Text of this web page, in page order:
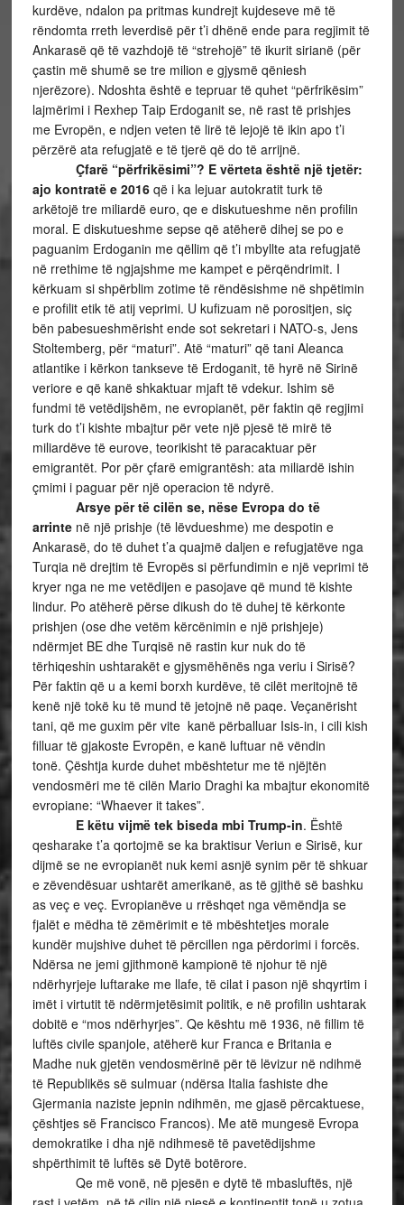
kurdëve, ndalon pa pritmas kundrejt kujdeseve më të
rëndomta rreth leverdisë për t’i dhënë ende para regjimit të
Ankarasë që të vazhdojë të “strehojë” të ikurit sirianë (për
çastin më shumë se tre milion e gjysmë qëniesh
njerëzore). Ndoshta është e tepruar të quhet “përfrikësim”
lajmërimi i Rexhep Taip Erdoganit se, në rast të prishjes
me Evropën, e ndjen veten të lirë të lejojë të ikin apo t’i
përzërë ata refugjatë e të tjerë që do të arrijnë.
Çfarë “përfrikësimi”? E vërteta është një tjetër:
ajo kontratë e 2016që i ka lejuar autokratit turk të
arkëtojë tre miliardë euro, qe e diskutueshme nën profilin
moral. E diskutueshme sepse që atëherë dihej se po e
paguanim Erdoganin me qëllim që t’i mbyllte ata refugjatë
në rrethime të ngjajshme me kampet e përqëndrimit. I
kërkuam si shpërblim zotime të rëndësishme në shpëtimin
e profilit etik të atij veprimi. U kufizuam në porositjen, siç
bën pabesueshmërisht ende sot sekretari i NATO-s, Jens
Stoltemberg, për “maturi”. Atë “maturi” që tani Aleanca
atlantike i kërkon tankseve të Erdoganit, të hyrë në Sirinë
veriore e që kanë shkaktuar mjaft të vdekur. Ishim së
fundmi të vetëdijshëm, ne evropianët, për faktin që regjimi
turk do t’i kishte mbajtur për vete një pjesë të mirë të
miliardëve të eurove, teorikisht të paracaktuar për
emigrantët. Por për çfarë emigrantësh: ata miliardë ishin
çmimi i paguar për një operacion të ndyrë.
Arsye për të cilën se, nëse Evropa do të
arrinte në një prishje (të lëvdueshme) me despotin e
Ankarasë, do të duhet t’a quajmë daljen e refugjatëve nga
Turqia në drejtim të Evropës si përfundimin e një veprimi të
kryer nga ne me vetëdijen e pasojave që mund të kishte
lindur. Po atëherë përse dikush do të duhej të kërkonte
prishjen (ose dhe vetëm kërcënimin e një prishjeje)
ndërmjet BE dhe Turqisë në rastin kur nuk do të
tërhiqeshin ushtarakët e gjysmëhënës nga veriu i Sirisë?
Për faktin që u a kemi borxh kurdëve, të cilët meritojnë të
kenë një tokë ku të mund të jetojnë në paqe. Veçanërisht
tani, që me guxim për vite kanë përballuar Isis-in, i cili kish
filluar të gjakoste Evropën, e kanë luftuar në vëndin
tonë. Çështja kurde duhet mbështetur me të njëjtën
vendosmëri me të cilën Mario Draghi ka mbajtur ekonomitë
evropiane: “Whaever it takes”.
E këtu vijmë tek biseda mbi Trump-in. Është
qesharake t’a qortojmë se ka braktisur Veriun e Sirisë, kur
dijmë se ne evropianët nuk kemi asnjë synim për të shkuar
e zëvendësuar ushtarët amerikanë, as të gjithë së bashku
as veç e veç. Evropianëve u rrëshqet nga vëmëndja se
fjalët e mëdha të zëmërimit e të mbështetjes morale
kundër mujshive duhet të përcillen nga përdorimi i forcës.
Ndërsa ne jemi gjithmonë kampionë të njohur të një
ndërhyrjeje luftarake me llafe, të cilat i pason një shqyrtim i
imët i virtutit të ndërmjetësimit politik, e në profilin ushtarak
dobitë e “mos ndërhyrjes”. Qe kështu më 1936, në fillim të
luftës civile spanjole, atëherë kur Franca e Britania e
Madhe nuk gjetën vendosmërinë për të lëvizur në ndihmë
të Republikës së sulmuar (ndërsa Italia fashiste dhe
Gjermania naziste jepnin ndihmën, me gjasë përcaktuese,
çështjes së Francisco Francos). Me atë mungesë Evropa
demokratike i dha një ndihmesë të pavetëdijshme
shpërthimit të luftës së Dytë botërore.
Qe më vonë, në pjesën e dytë të mbasluftës, një